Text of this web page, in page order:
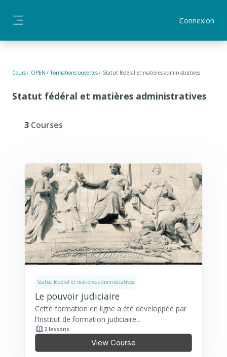
Connexion
Cours OPEN Formations ouvertes Statut fédéral et matières administratives
Statut fédéral et matières administratives
3 Courses
Statut fédéral et matières administratives
Le pouvoir judiciaire
Cette formation en ligne a été développée par
l’Institut de formation judiciaire...
2 lessons
View Course